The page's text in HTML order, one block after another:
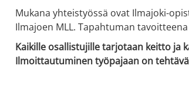
Mukana yhteistyössä ovat Ilmajoki-
Ilmajoen MLL. Tapahtuman
Kaikille osallistujille tarjotaan keitto ja
Ilmoittautuminen työpajaan on